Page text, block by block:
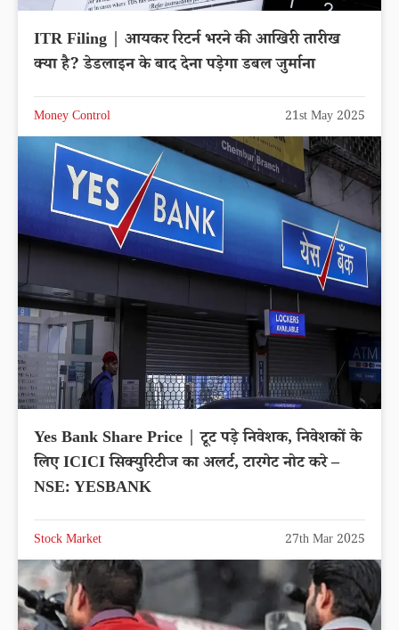
ITR Filing | आयकर रिटर्न भरने की आखिरी तारीख
क्या है? डेडलाइन के बाद देना पड़ेगा डबल जुर्माना
Money Control 21st May 2025
Yes Bank Share Price | टूट पड़े निवेशक, निवेशकों के
लिए ICICI सिक्युरिटीज का अलर्ट, टारगेट नोट करे –
NSE: YESBANK
Stock Market 27th Mar 2025